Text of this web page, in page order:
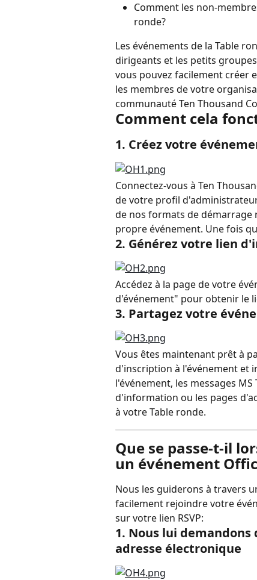
Comment les non-
ronde?
Les événements de la Table
dirigeants et les petits
vous pouvez facilement créer
les membres de votre
communauté Ten Thousand
Comment cela
1. Créez votre
Connectez-vous à Ten
de votre profil
de nos formats de démarrage
propre événement. Une fois
2. Générez votre lien
Accédez à la page de votre
d'événement" pour obtenir le
3. Partagez votre
Vous êtes maintenant prêt à
d'inscription à l'événement et
l'événement, les messages
d'information ou les pages
à votre Table ronde.
Que se passe-t-il
un événement
Nous les guiderons à travers
facilement rejoindre votre
sur votre lien RSVP:
1. Nous lui
adresse électronique